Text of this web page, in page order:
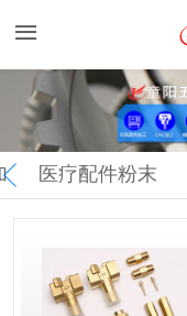
医疗配件粉末
冶金